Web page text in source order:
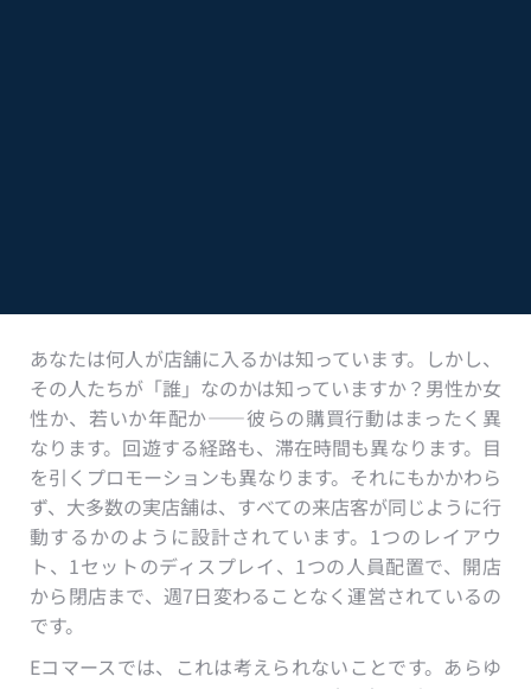
あなたは何人が店舗に入るかは知っています。しかし、
その人たちが「誰」なのかは知っていますか？男性か女
性か、若いか年配か——彼らの購買行動はまったく異
なります。回遊する経路も、滞在時間も異なります。目
を引くプロモーションも異なります。それにもかかわら
ず、大多数の実店舗は、すべての来店客が同じように行
動するかのように設計されています。1つのレイアウ
ト、1セットのディスプレイ、1つの人員配置で、開店
から閉店まで、週7日変わることなく運営されているの
です。
Eコマースでは、これは考えられないことです。あらゆ